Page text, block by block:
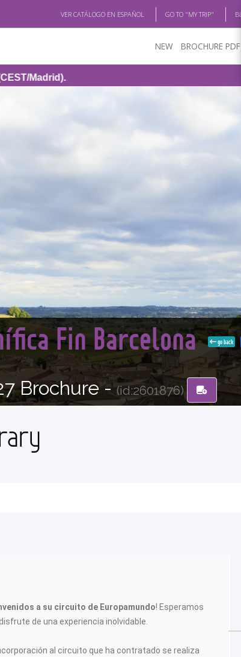
VER CATÁLOGO EN ESPAÑOL GO TO "MY TRIP"
NEW BROCHURE PDF
Fin Barcelona go back
Brochure -(id:2601876)
a su circuito de Europamundo! Esperamos
de una experiencia inolvidable.
al circuito que ha contratado se realiza